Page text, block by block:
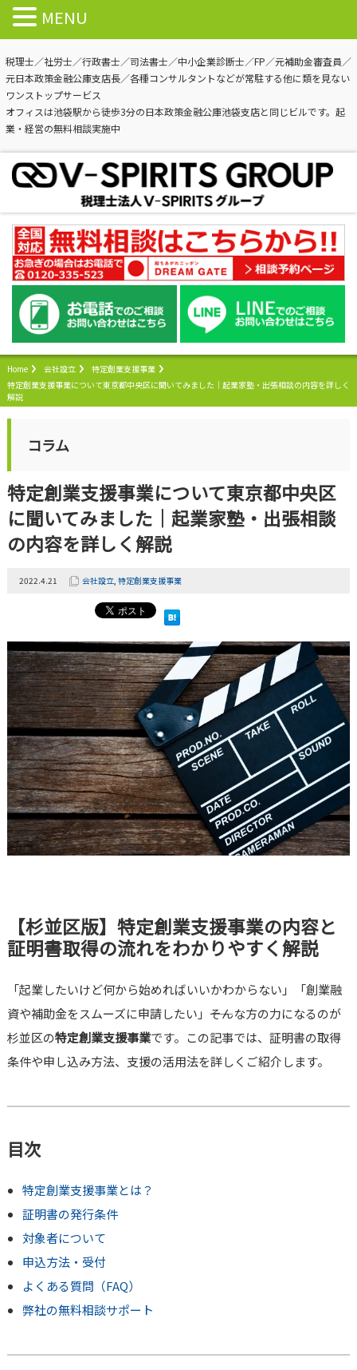
税理士／社労士／行政書士／司法書士／中小企業診断士／FP／元補助金審査員／
元日本政策金融公庫支店長／各種コンサルタントなどが常駐する他に類を見ない
ワンストップサービス
オフィスは池袋駅から徒歩3分の日本政策金融公庫池袋支店と同じビルです。起
業・経営の無料相談実施中
Home 会社設立
特定創業支援事業
特定創業支援事業について東京都中央区に聞いてみました｜起業家塾・出張相談の内容を詳しく
解説
コラム
特定創業支援事業について東京都中央区
に聞いてみました｜起業家塾・出張相談
の内容を詳しく解説
2022.4.21 会社設立, 特定創業支援事業
【杉並区版】特定創業支援事業の内容と
証明書取得の流れをわかりやすく解説
「起業したいけど何から始めればいいかわからない」「創業融
資や補助金をスムーズに申請したい」――そんな方の力になるのが
杉並区の特定創業支援事業です。この記事では、証明書の取得
条件や申し込み方法、支援の活用法を詳しくご紹介します。
目次
特定創業支援事業とは？
証明書の発行条件
対象者について
申込方法・受付
よくある質問（FAQ）
弊社の無料相談サポート
MENU